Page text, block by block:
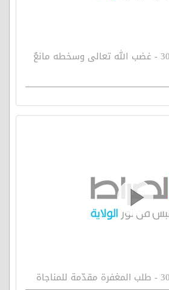
مصباح الهداية 306 - غضب الله تعالى وسخطه مانعٌ